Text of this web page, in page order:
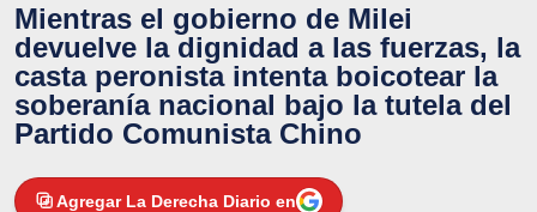
Mientras el gobierno de Milei
devuelve la dignidad a las fuerzas, la
casta peronista intenta boicotear la
soberanía nacional bajo la tutela del
Partido Comunista Chino
Agregar La Derecha Diario en